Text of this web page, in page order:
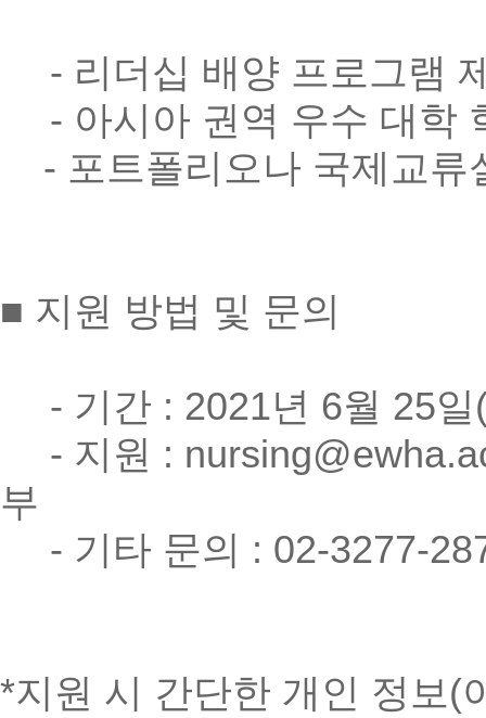
- 리더십 배양 프로그램
- 아시아 권역 우수 대학
- 포트폴리오나 국제교류
■ 지원 방법 및 문의
- 기간 : 2021년 6월 25일
- 지원 :
부
- 기타 문의 : 02-3277-
*지원 시 간단한 개인 정보(